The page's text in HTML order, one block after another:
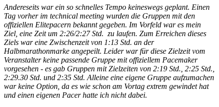
Andereseits war ein so schnelles Tempo keineswegs geplant. Einen
Tag vorher im technical meeting wurden die Gruppen mit den
offiziellen Elitepacern bekannt gegeben. Im Vorfeld war es mein
Ziel, eine Zeit um 2:26/2:27 Std. zu laufen. Zum Erreichen dieses
Ziels war eine Zwischenzeit von 1:13 Std. an der
Halbmarathonmarke angepeilt. Leider war für diese Zielzeit vom
Veranstalter keine passende Gruppe mit offiziellem Pacemaker
vorgesehen - es gab Gruppen mit Zielzeiten von 2:19 Std., 2:25 Std.,
2:29.30 Std. und 2:35 Std. Alleine eine eigene Gruppe aufzumachen
war keine Option, da es wie schon am Vortag extrem gewindet hat
und einen eigenen Pacer hatte ich nicht dabei.